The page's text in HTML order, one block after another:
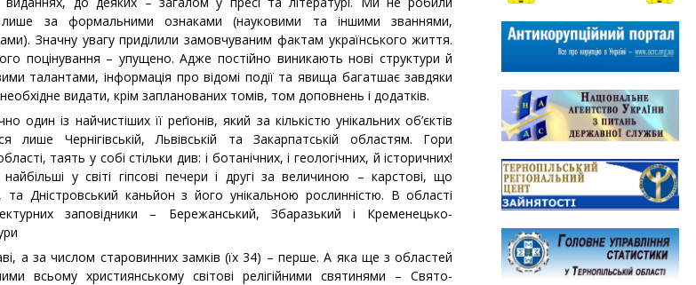
за формальними ознаками (науковими та іншими званнями,
Значну увагу приділили замовчуваним фактам українського життя.
поцінування – упущено. Адже постійно виникають нові структури й
талантами, інформація про відомі події та явища багатшає завдяки
видати, крім запланованих томів, том доповнень і додатків.
один із найчистіших її реґіонів, який за кількістю унікальних об’єктів
лише Чернігівській, Львівській та Закарпатській областям. Гори
таять у собі стільки див: і ботанічних, і геологічних, й історичних!
у світі гіпсові печери і другі за величиною – карстові, що
Дністровський каньйон з його унікальною рослинністю. В області
заповідники – Бережанський, Збаразький і Кременецько-
а за числом старовинних замків (їх 34) – перше. А яка ще з областей
всьому християнському світові релігійними святинями – Свято-